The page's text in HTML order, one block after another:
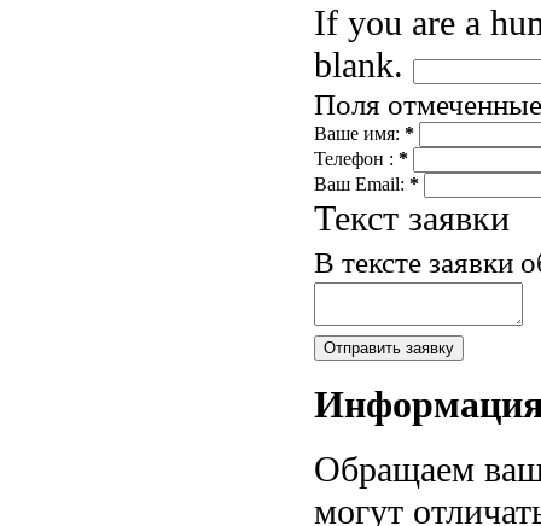
If you are a
blank.
Поля
Ваше имя: *
Телефон : *
Ваш Email: *
Текст заявки
В тексте заявки
Обращаем
могут